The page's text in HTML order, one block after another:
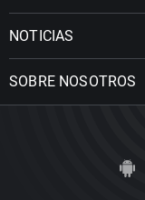
NOTICIAS
SOBRE NOSOTROS